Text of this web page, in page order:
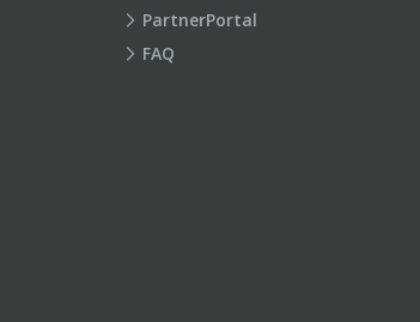
PartnerPortal
FAQ